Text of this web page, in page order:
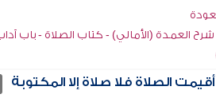
العمدة (الأمالي) - كتاب الصلاة - باب
أقيمت الصلاة فلا صلاة إلا المكتوبة